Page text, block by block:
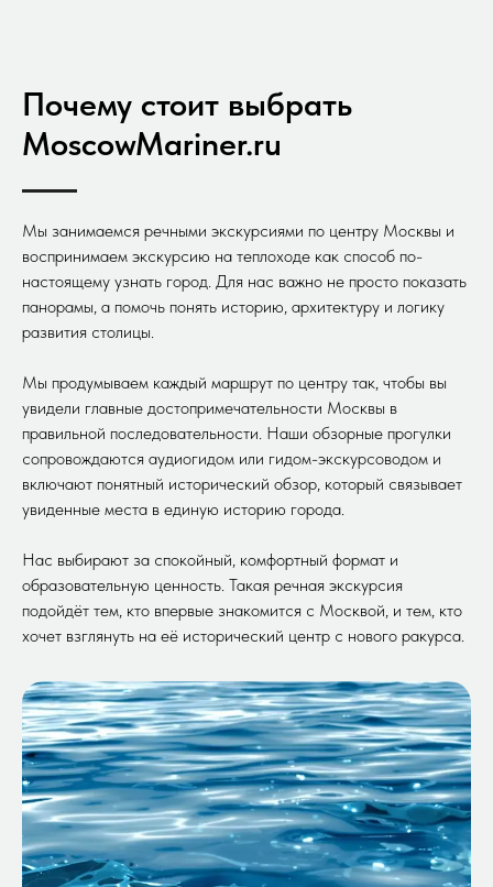
Почему стоит выбрать
MoscowMariner.ru
Мы занимаемся речными экскурсиями по центру Москвы и
воспринимаем экскурсию на теплоходе как способ по-
настоящему узнать город. Для нас важно не просто показать
панорамы, а помочь понять историю, архитектуру и логику
развития столицы.
Мы продумываем каждый маршрут по центру так, чтобы вы
увидели главные достопримечательности Москвы в
правильной последовательности. Наши обзорные прогулки
сопровождаются аудиогидом или гидом-экскурсоводом и
включают понятный исторический обзор, который связывает
увиденные места в единую историю города.
Нас выбирают за спокойный, комфортный формат и
образовательную ценность. Такая речная экскурсия
подойдёт тем, кто впервые знакомится с Москвой, и тем, кто
хочет взглянуть на её исторический центр с нового ракурса.